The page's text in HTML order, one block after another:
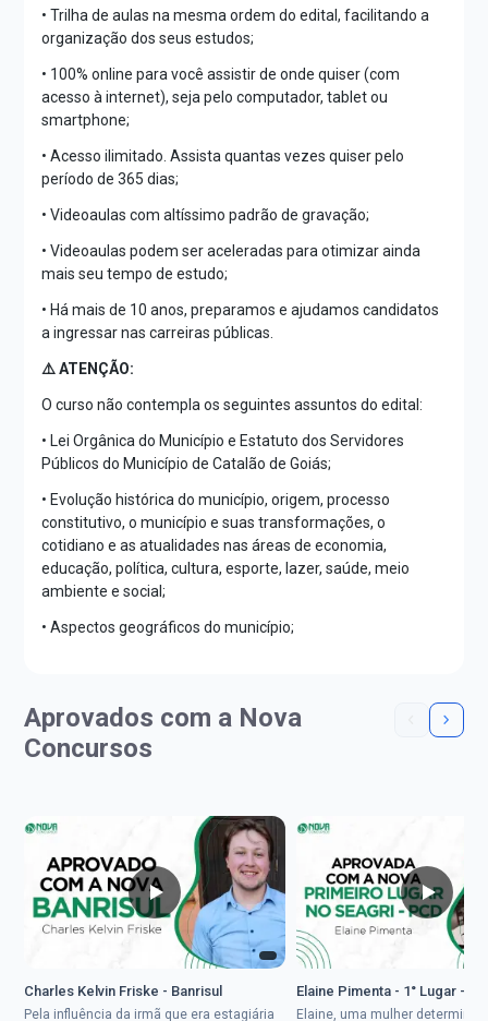
• Trilha de aulas na mesma ordem do edital, facilitando a
organização dos seus estudos;
• 100% online para você assistir de onde quiser (com
acesso à internet), seja pelo computador, tablet ou
smartphone;
• Acesso ilimitado. Assista quantas vezes quiser pelo
período de 365 dias;
• Videoaulas com altíssimo padrão de gravação;
• Videoaulas podem ser aceleradas para otimizar ainda
mais seu tempo de estudo;
• Há mais de 10 anos, preparamos e ajudamos candidatos
a ingressar nas carreiras públicas.
⚠️ ATENÇÃO:
O curso não contempla os seguintes assuntos do edital:
• Lei Orgânica do Município e Estatuto dos Servidores
Públicos do Município de Catalão de Goiás;
• Evolução histórica do município, origem, processo
constitutivo, o município e suas transformações, o
cotidiano e as atualidades nas áreas de economia,
educação, política, cultura, esporte, lazer, saúde, meio
ambiente e social;
• Aspectos geográficos do município;
Aprovados com a Nova
Concursos
Charles Kelvin Friske - Banrisul
Pela influência da irmã que era estagiária
Elaine Pimenta - 1° Lugar -
Elaine, uma mulher